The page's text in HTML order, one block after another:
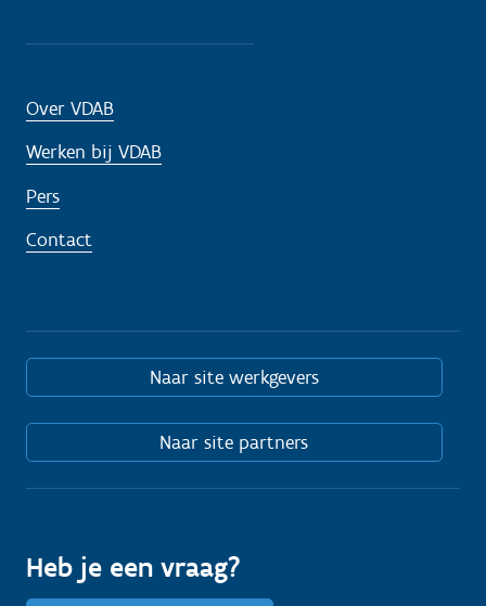
Over VDAB
Werken bij VDAB
Pers
Contact
Naar site werkgevers
Naar site partners
Heb je een vraag?